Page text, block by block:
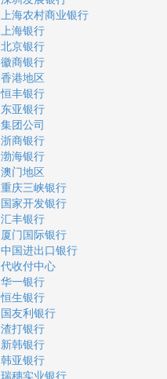
上海农村商业银行
上海银行
北京银行
徽商银行
香港地区
恒丰银行
东亚银行
集团公司
浙商银行
渤海银行
澳门地区
重庆三峡银行
国家开发银行
汇丰银行
厦门国际银行
中国进出口银行
代收付中心
华一银行
恒生银行
国友利银行
渣打银行
新韩银行
韩亚银行
瑞穗实业银行